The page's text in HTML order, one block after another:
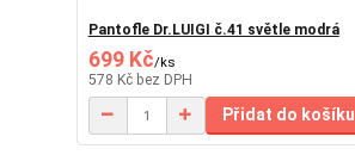
Pantofle Dr.LUIGI č.41 světle modrá
699 Kč/ks
578 Kč bez DPH
Přidat do košíku